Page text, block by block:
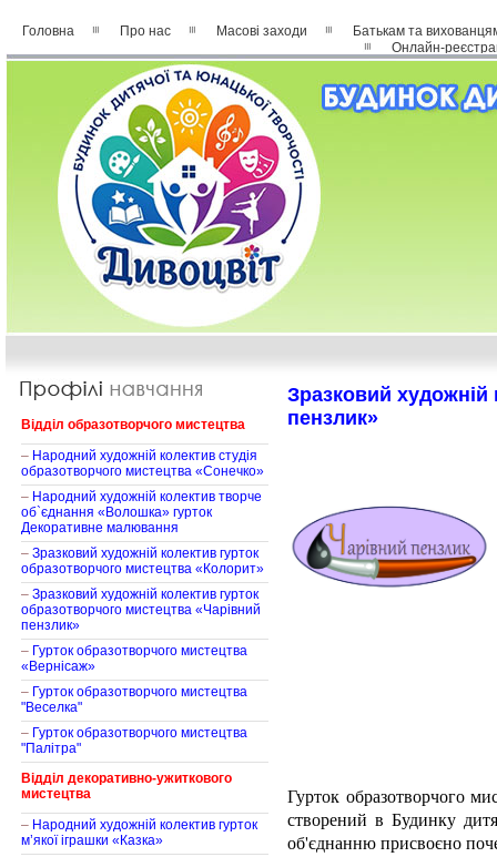
Головна Про нас Масові заходи
Батькам та
Онлайн-
Зразковий художній
пензлик»
Гурток образотворчого
створений в Будинку
об'єднанню присвоєно
Відділ образотворчого мистецтва
– Народний художній колектив студія
образотворчого мистецтва «Сонечко»
– Народний художній колектив творче
об`єднання «Волошка» гурток
Декоративне малювання
– Зразковий художній колектив гурток
образотворчого мистецтва «Колорит»
– Зразковий художній колектив гурток
образотворчого мистецтва «Чарівний
пензлик»
– Гурток образотворчого мистецтва
«Вернісаж»
– Гурток образотворчого мистецтва
"Веселка"
– Гурток образотворчого мистецтва
"Палітра"
Відділ декоративно-ужиткового
мистецтва
– Народний художній колектив гурток
м’якої іграшки «Казка»